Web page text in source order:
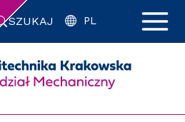
SZUKAJ PL